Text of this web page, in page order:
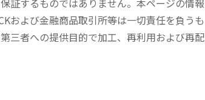
および金融商品取引所等は一切責任を負うも
三者への提供目的で加工、再利用および再配